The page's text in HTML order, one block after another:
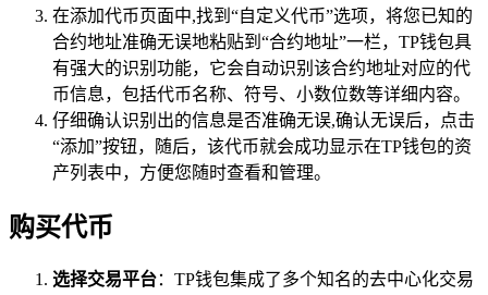
在添加代币页面中,找到“自定义代币”选项，将您已知的
合约地址准确无误地粘贴到“合约地址”一栏，TP钱包具
有强大的识别功能，它会自动识别该合约地址对应的代
币信息，包括代币名称、符号、小数位数等详细内容。
仔细确认识别出的信息是否准确无误,确认无误后，点击
“添加”按钮，随后，该代币就会成功显示在TP钱包的资
产列表中，方便您随时查看和管理。
购买代币
选择交易平台：TP钱包集成了多个知名的去中心化交易